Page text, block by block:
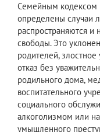
Семейным кодексом
определены случаи
распространяются
свободы. Это
родителей,
отказ без
родильного дома,
воспитательного
социального
алкоголизмом или
умышленного